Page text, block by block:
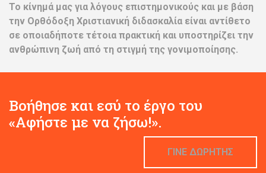
Το κίνημά μας για λόγους επιστημονικούς και με βάση
την Ορθόδοξη Χριστιανική διδασκαλία είναι αντίθετο
σε οποιαδήποτε τέτοια πρακτική και υποστηρίζει την
ανθρώπινη ζωή από τη στιγμή της γονιμοποίησης.
Βοήθησε και εσύ το έργο του
«Αφήστε με να ζήσω!».
ΓΙΝΕ ΔΩΡΗΤΗΣ